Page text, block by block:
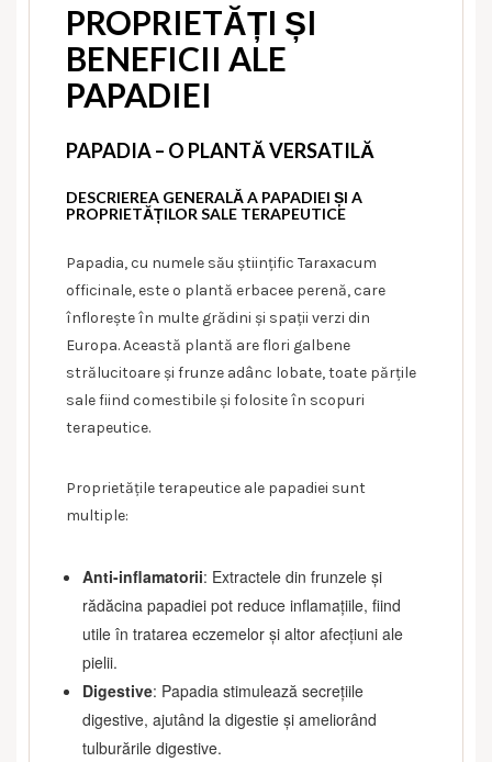
PROPRIETĂȚI ȘI
BENEFICII ALE
PAPADIEI
PAPADIA – O PLANTĂ VERSATILĂ
DESCRIEREA GENERALĂ A PAPADIEI ȘI A
PROPRIETĂȚILOR SALE TERAPEUTICE
Papadia, cu numele său științific Taraxacum
officinale, este o plantă erbacee perenă, care
înflorește în multe grădini și spații verzi din
Europa. Această plantă are flori galbene
strălucitoare și frunze adânc lobate, toate părțile
sale fiind comestibile și folosite în scopuri
terapeutice.
Proprietățile terapeutice ale papadiei sunt
multiple:
Anti-inflamatorii: Extractele din frunzele și
rădăcina papadiei pot reduce inflamațiile, fiind
utile în tratarea eczemelor și altor afecțiuni ale
pielii.
Digestive: Papadia stimulează secrețiile
digestive, ajutând la digestie și ameliorând
tulburările digestive.